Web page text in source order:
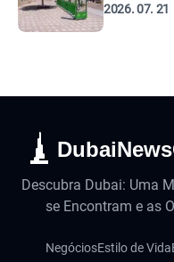
2026. 07. 21
Descubra Dubai: Uma
se Encontram e as
NegóciosEstilo de Vida